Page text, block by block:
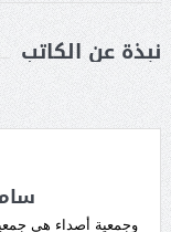
نبذة عن الكاتب